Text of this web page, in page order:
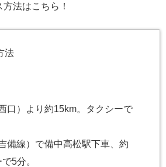
法はこちら！
法
口）より約15km。タクシーで
備線）で備中高松駅下車、約
5分。